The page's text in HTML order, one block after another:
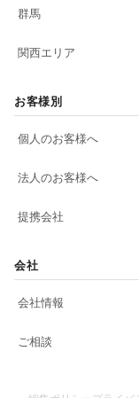
群馬
関西エリア
お客様別
個人のお客様へ
法人のお客様へ
提携会社
会社
会社情報
ご相談